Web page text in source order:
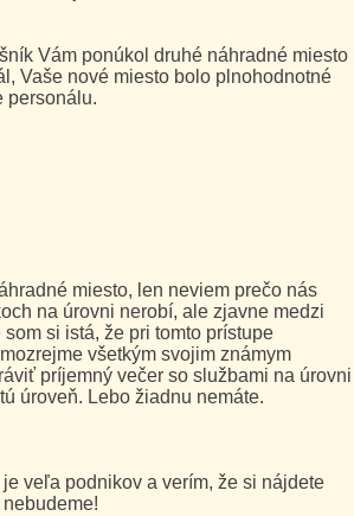
Vám ponúkol druhé náhradné miesto
Vaše nové miesto bolo plnohodnotné
personálu.
miesto, len neviem prečo nás
na úrovni nerobí, ale zjavne medzi
si istá, že pri tomto prístupe
všetkým svojim známym
príjemný večer so službami na úrovni
úroveň. Lebo žiadnu nemáte.
veľa podnikov a verím, že si nájdete